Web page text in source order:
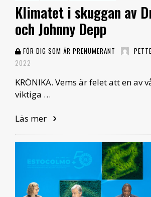
Klimatet i skuggan av
och Johnny Depp
FÖR DIG SOM ÄR PRENUMERANT
2022
KRÖNIKA. Vems är felet att en av
viktiga …
Läs mer